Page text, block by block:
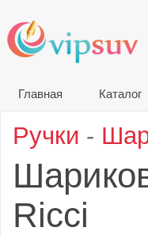
Главная Каталог
Ручки -
Ricci